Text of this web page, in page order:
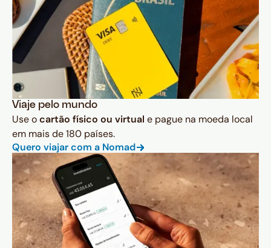
Viaje pelo mundo
Use ocartão físico ou virtual e pague na moeda local
em mais de 180 países.
Quero viajar com a Nomad